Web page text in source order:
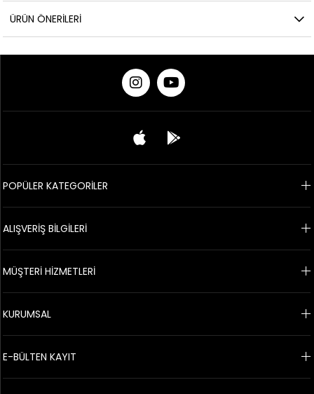
ÜRÜN ÖNERILERI
POPÜLER KATEGORİLER
ALIŞVERİŞ BİLGİLERİ
MÜŞTERİ HİZMETLERİ
KURUMSAL
E-BÜLTEN KAYIT